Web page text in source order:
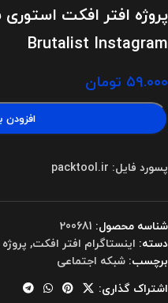
پروژه افتر افکت
Brutalist Instagram
۵۹.۰۰۰ تومان
پسورد فایل: packtool.ir
شناسه محصول: 200681
دسته: اینستاگرام افتر افکت,
برچسب: شبکه اجتماعی
اشتراک گذاری: